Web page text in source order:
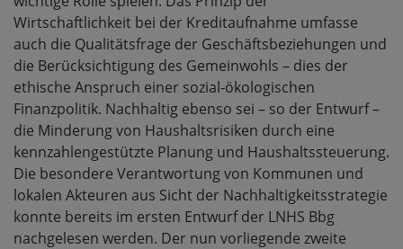
Wirtschaftlichkeit bei der Kreditaufnahme umfasse
auch die Qualitätsfrage der Geschäftsbeziehungen und
die Berücksichtigung des Gemeinwohls – dies der
ethische Anspruch einer sozial-ökologischen
Finanzpolitik. Nachhaltig ebenso sei – so der Entwurf –
die Minderung von Haushaltsrisiken durch eine
kennzahlengestützte Planung und Haushaltssteuerung.
Die besondere Verantwortung von Kommunen und
lokalen Akteuren aus Sicht der Nachhaltigkeitsstrategie
konnte bereits im ersten Entwurf der LNHS Bbg
nachgelesen werden. Der nun vorliegende zweite